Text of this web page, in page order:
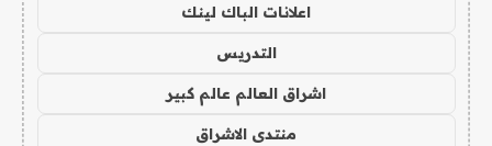
اعلانات الباك لينك
التدريس
اشراق العالم عالم كبير
منتدى الاشراق